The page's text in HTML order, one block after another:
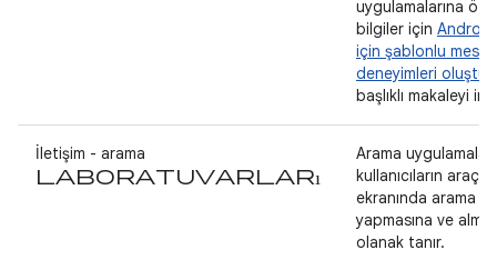
uygulamalarına
bilgiler için
için şablonlu
deneyimleri
başlıklı makaleyi
İletişim - arama
laboratuvarları
Arama
kullanıcıların araç
ekranında arama
yapmasına ve
olanak tanır.